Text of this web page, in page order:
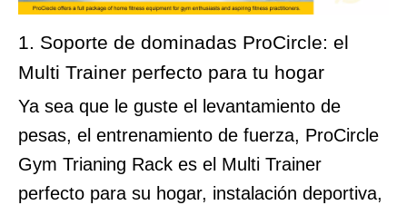
1. Soporte de dominadas ProCircle: el
Multi Trainer perfecto para tu hogar
Ya sea que le guste el levantamiento de
pesas, el entrenamiento de fuerza, ProCircle
Gym Trianing Rack es el Multi Trainer
perfecto para su hogar, instalación deportiva,